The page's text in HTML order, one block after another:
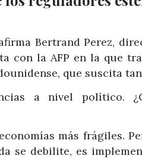
Bertrand Perez,
con la AFP en la que
que suscita
a nivel político.
más frágiles.
se debilite, es